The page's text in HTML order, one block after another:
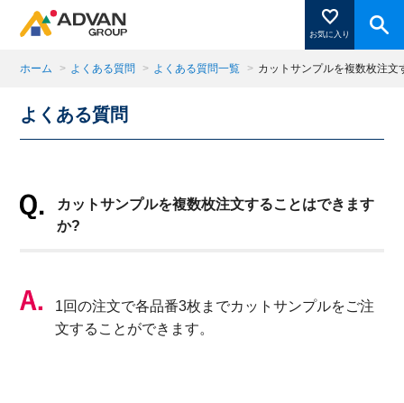
お気に入り
商品ページにある「お気に入り登録」を押すと登録した
商品がここに表示されます。
ホーム > よくある質問 > よくある質問一覧 > カットサンプルを複数枚注文
よくある質問
カットサンプルを複数枚注文することはできます
か?
1回の注文で各品番3枚までカットサンプルをご注
文することができます。